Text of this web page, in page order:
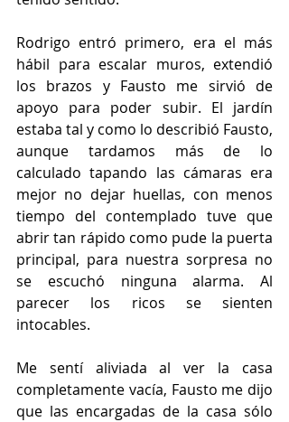
Rodrigo entró primero, era el más
hábil para escalar muros, extendió
los brazos y Fausto me sirvió de
apoyo para poder subir. El jardín
estaba tal y como lo describió Fausto,
aunque tardamos más de lo
calculado tapando las cámaras era
mejor no dejar huellas, con menos
tiempo del contemplado tuve que
abrir tan rápido como pude la puerta
principal, para nuestra sorpresa no
se escuchó ninguna alarma. Al
parecer los ricos se sienten
intocables.
Me sentí aliviada al ver la casa
completamente vacía, Fausto me dijo
que las encargadas de la casa sólo